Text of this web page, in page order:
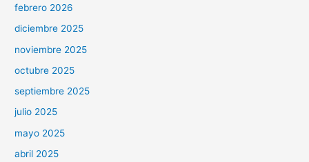
febrero 2026
diciembre 2025
noviembre 2025
octubre 2025
septiembre 2025
julio 2025
mayo 2025
abril 2025